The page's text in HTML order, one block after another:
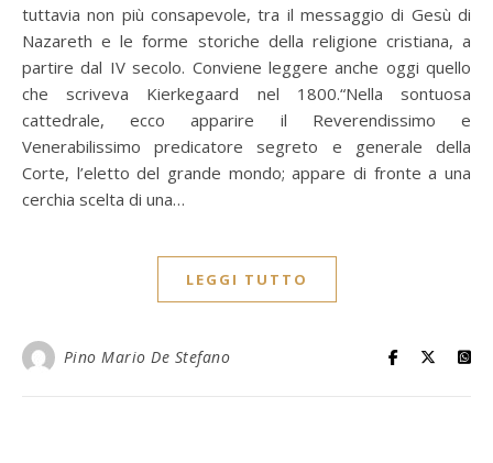
tuttavia non più consapevole, tra il messaggio di Gesù di
Nazareth e le forme storiche della religione cristiana, a
partire dal IV secolo. Conviene leggere anche oggi quello
che scriveva Kierkegaard nel 1800.“Nella sontuosa
cattedrale, ecco apparire il Reverendissimo e
Venerabilissimo predicatore segreto e generale della
Corte, l’eletto del grande mondo; appare di fronte a una
cerchia scelta di una…
LEGGI TUTTO
Pino Mario De Stefano